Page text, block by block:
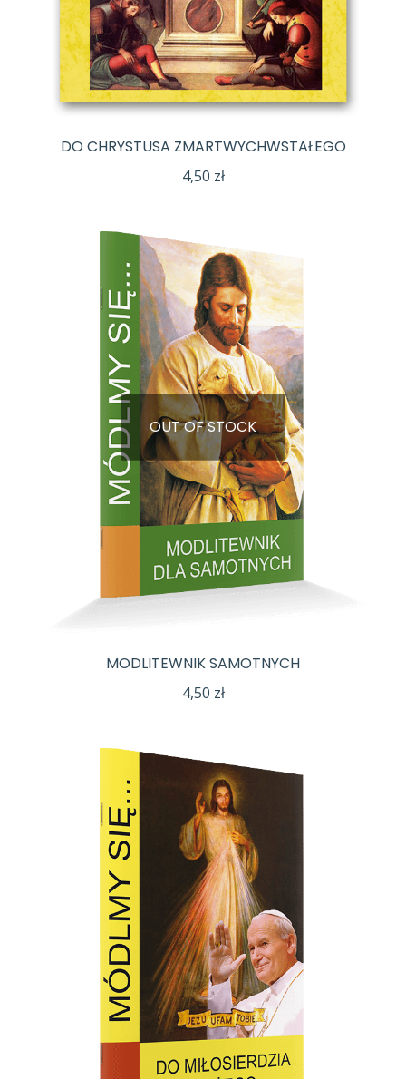
DO CHRYSTUSA ZMARTWYCHWSTAŁEGO
4,50 zł
OUT OF STOCK
MODLITEWNIK SAMOTNYCH
4,50 zł